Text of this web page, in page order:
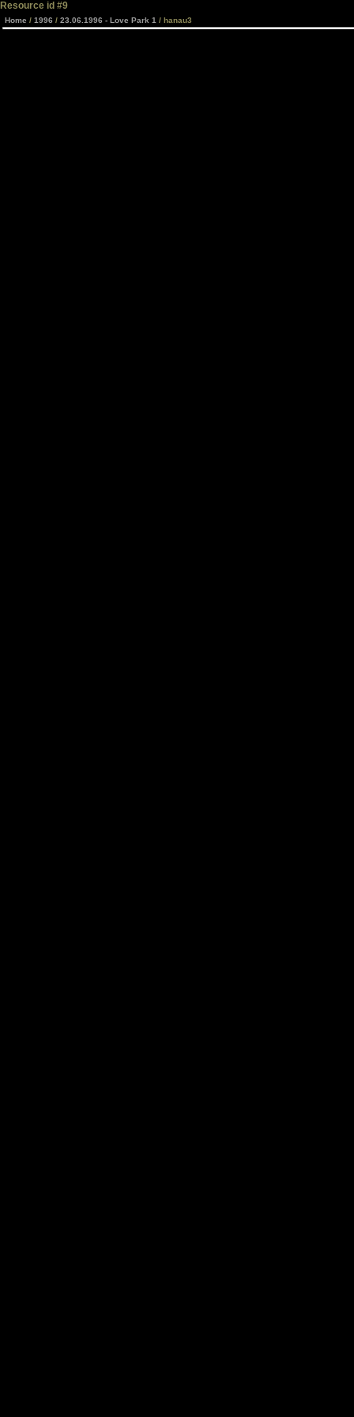
Resource id #9
Home / 1996 / 23.06.1996 - Love Park 1 / hanau3